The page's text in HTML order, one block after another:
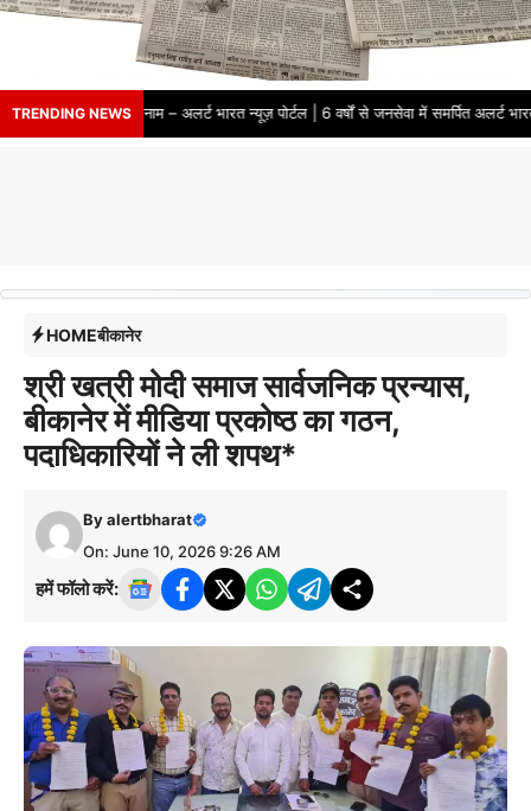
TRENDING NEWS
से भरोसे का नाम – अलर्ट भारत न्यूज़ पोर्टल | 6 वर्षों से जनसेवा में समर्पित अलर्ट भारत
HOMEबीकानेर
श्री खत्री मोदी समाज सार्वजनिक प्रन्यास,
बीकानेर में मीडिया प्रकोष्ठ का गठन,
पदाधिकारियों ने ली शपथ*
Byalertbharat
On: June 10, 2026 9:26 AM
हमें फॉलो करें: